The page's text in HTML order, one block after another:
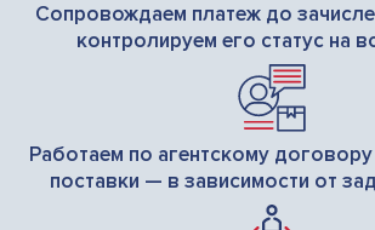
Сопровождаем платеж до
контролируем его статус на
Работаем по агентскому
поставки — в зависимости от